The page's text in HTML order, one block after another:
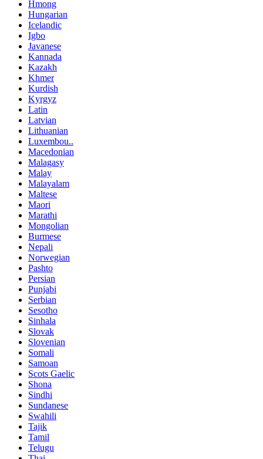
Hmong
Hungarian
Icelandic
Igbo
Javanese
Kannada
Kazakh
Khmer
Kurdish
Kyrgyz
Latin
Latvian
Lithuanian
Luxembou..
Macedonian
Malagasy
Malay
Malayalam
Maltese
Maori
Marathi
Mongolian
Burmese
Nepali
Norwegian
Pashto
Persian
Punjabi
Serbian
Sesotho
Sinhala
Slovak
Slovenian
Somali
Samoan
Scots Gaelic
Shona
Sindhi
Sundanese
Swahili
Tajik
Tamil
Telugu